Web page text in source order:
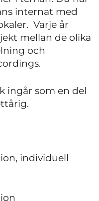
internat med
Varje år
mellan de olika
och
ingår som en del
individuell